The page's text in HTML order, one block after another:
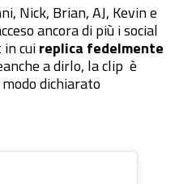
Nick, Brian, AJ, Kevin e
ancora di più i social
cuireplica fedelmente
a dirlo, la clip è
dichiarato